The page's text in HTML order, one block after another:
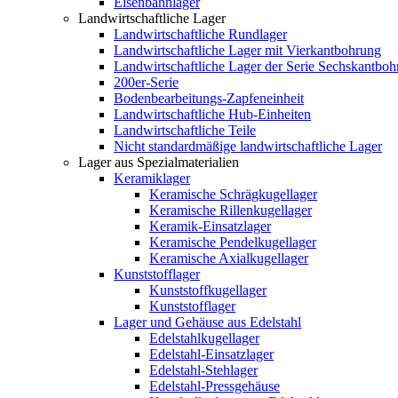
Landwirtschaftliche Lager
Landwirtschaftliche Rundlager
Landwirtschaftliche Lager mit Vierkantbohrung
Landwirtschaftliche Lager der Serie
200er-Serie
Bodenbearbeitungs-Zapfeneinheit
Landwirtschaftliche Hub-Einheiten
Landwirtschaftliche Teile
Nicht standardmäßige landwirtschaftliche Lager
Lager aus Spezialmaterialien
Keramiklager
Keramische Schrägkugellager
Keramische Rillenkugellager
Keramik-Einsatzlager
Keramische Pendelkugellager
Keramische Axialkugellager
Kunststofflager
Kunststoffkugellager
Kunststofflager
Lager und Gehäuse aus Edelstahl
Edelstahlkugellager
Edelstahl-Einsatzlager
Edelstahl-Stehlager
Edelstahl-Pressgehäuse